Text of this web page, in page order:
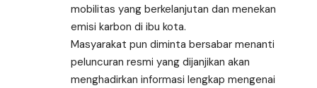
mobilitas yang berkelanjutan dan menekan
emisi karbon di ibu kota.
Masyarakat pun diminta bersabar menanti
peluncuran resmi yang dijanjikan akan
menghadirkan informasi lengkap mengenai